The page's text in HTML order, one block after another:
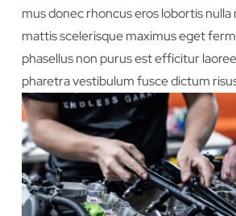
mus donec rhoncus eros lobortis nulla
mattis scelerisque maximus eget
phasellus non purus est efficitur
pharetra vestibulum fusce dictum